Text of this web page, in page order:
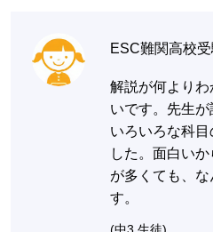
ESC難関高校
解説が何より
いです。先生が
いろいろな科
した。面白い
が多くても、
す。